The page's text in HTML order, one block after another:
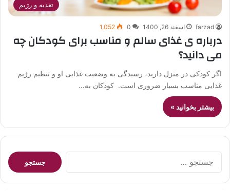
تغذیه و رژیم
farzad اسفند 26, 1400 0
1,052
درباره ی غذای سالم و مناسب برای کودکان چه
می دانید؟
اگر کودکی در منزل دارید، رسیدگی به وضعیت غذایی او و تنظیم رژیم
غذایی مناسب بسیار ضروری‌ است. کودکان به…
بیشتر بخوانید »
جستجو
برای: